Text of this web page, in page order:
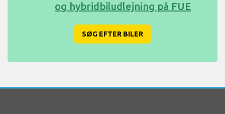
og hybridbiludlejning på FUE
SØG EFTER BILER